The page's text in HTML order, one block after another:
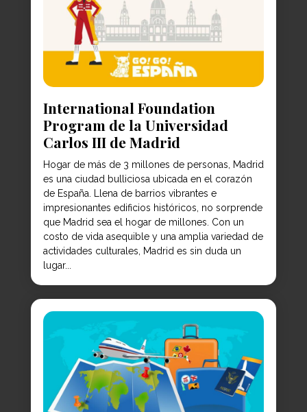
International Foundation
Program de la Universidad
Carlos III de Madrid
Hogar de más de 3 millones de personas, Madrid
es una ciudad bulliciosa ubicada en el corazón
de España. Llena de barrios vibrantes e
impresionantes edificios históricos, no sorprende
que Madrid sea el hogar de millones. Con un
costo de vida asequible y una amplia variedad de
actividades culturales, Madrid es sin duda un
lugar...